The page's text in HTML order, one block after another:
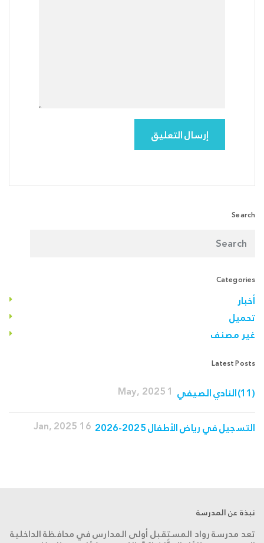
Search
Categories
أخبار
تحميل
غير مصنف
Latest Posts
(11)النادي الصيفي 1 May, 2025
التسجيل في رياض الأطفال 2025-2026 16 Jan, 2025
نبذة عن المدرسة
تعد مدرسة رواد المستقبل أولى المدارس في محافظة الداخلية